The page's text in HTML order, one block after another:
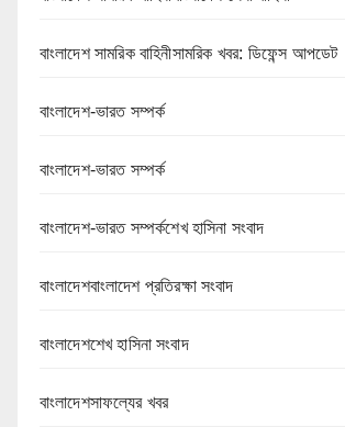
বাংলাদেশ সামরিক বাহিনীসামরিক খবর: ডিফেন্স আপডেট
বাংলাদেশ-ভারত সম্পর্ক
বাংলাদেশ-ভারত সম্পর্ক
বাংলাদেশ-ভারত সম্পর্কশেখ হাসিনা সংবাদ
বাংলাদেশবাংলাদেশ প্রতিরক্ষা সংবাদ
বাংলাদেশশেখ হাসিনা সংবাদ
বাংলাদেশসাফল্যের খবর